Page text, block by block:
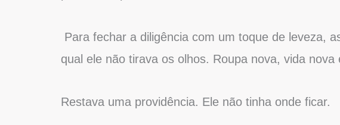
Para fechar a diligência com um toque de leveza,
qual ele não tirava os olhos. Roupa nova, vida nova
Restava uma providência. Ele não tinha onde ficar.